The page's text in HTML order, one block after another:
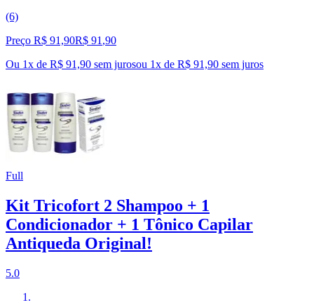
(6)
Preço R$ 91,90R$ 91 ,90
Ou 1x de R$ 91,90 sem jurosou 1x de R$ 91,90 sem juros
Full
Kit Tricofort 2 Shampoo + 1
Condicionador + 1 Tônico Capilar
Antiqueda Original!
5.0